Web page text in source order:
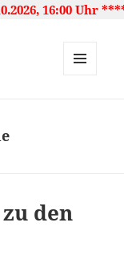
Japan:
den